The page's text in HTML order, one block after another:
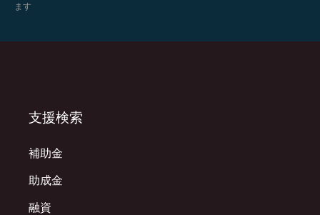
ます
支援検索
補助金
助成金
融資